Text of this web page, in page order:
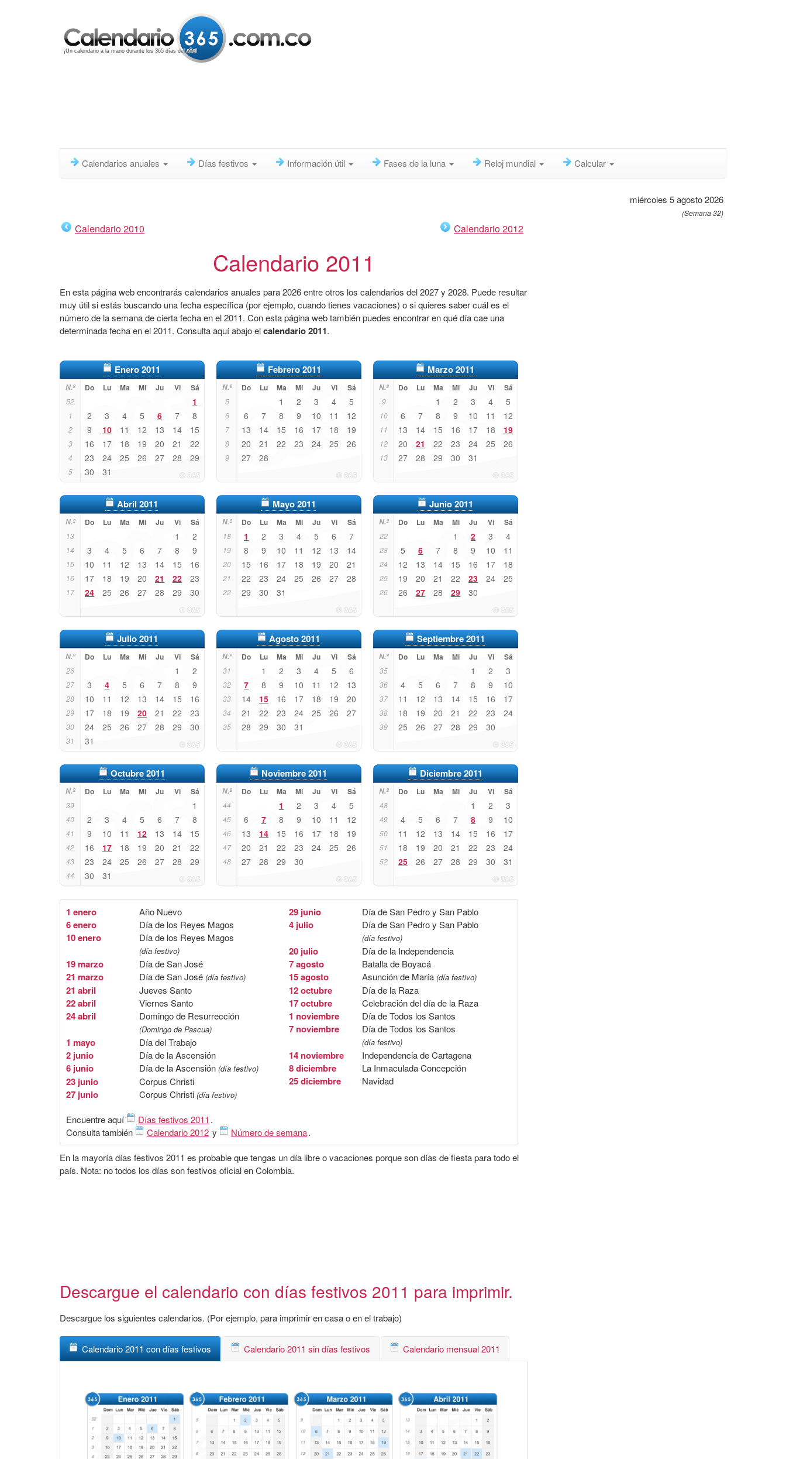
¡Un calendario a la mano durante los 365 días del año!
Calendarios anuales Días festivos Información útil Fases de la luna Reloj mundial Calcular
miércoles 5 agosto 2026
(Semana 32)
Calendario 2010 Calendario 2012
Calendario 2011
En esta página web encontrarás calendarios anuales para 2026 entre otros los calendarios del 2027 y 2028. Puede resultar
muy útil si estás buscando una fecha específica (por ejemplo, cuando tienes vacaciones) o si quieres saber cuál es el
número de la semana de cierta fecha en el 2011. Con esta página web también puedes encontrar en qué día cae una
determinada fecha en el 2011. Consulta aquí abajo elcalendario 2011.
Enero 2011
N.º Do Lu Ma Mi Ju Vi Sá
52 1
1 2 3 4 5 6 7 8
2 9 10 11 12 13 14 15
3 16 17 18 19 20 21 22
4 23 24 25 26 27 28 29
5 30 31
Febrero 2011
N.º Do Lu Ma Mi Ju Vi Sá
5 1 2 3 4 5
6 6 7 8 9 10 11 12
7 13 14 15 16 17 18 19
8 20 21 22 23 24 25 26
9 27 28
Marzo 2011
N.º Do Lu Ma Mi Ju Vi Sá
9 1 2 3 4 5
10 6 7 8 9 10 11 12
11 13 14 15 16 17 18 19
12 20 21 22 23 24 25 26
13 27 28 29 30 31
Abril 2011
N.º Do Lu Ma Mi Ju Vi Sá
13 1 2
14 3 4 5 6 7 8 9
15 10 11 12 13 14 15 16
16 17 18 19 20 21 22 23
17 24 25 26 27 28 29 30
Mayo 2011
N.º Do Lu Ma Mi Ju Vi Sá
18 1 2 3 4 5 6 7
19 8 9 10 11 12 13 14
20 15 16 17 18 19 20 21
21 22 23 24 25 26 27 28
22 29 30 31
Junio 2011
N.º Do Lu Ma Mi Ju Vi Sá
22 1 2 3 4
23 5 6 7 8 9 10 11
24 12 13 14 15 16 17 18
25 19 20 21 22 23 24 25
26 26 27 28 29 30
Julio 2011
N.º Do Lu Ma Mi Ju Vi Sá
26 1 2
27 3 4 5 6 7 8 9
28 10 11 12 13 14 15 16
29 17 18 19 20 21 22 23
30 24 25 26 27 28 29 30
31 31
Agosto 2011
N.º Do Lu Ma Mi Ju Vi Sá
31 1 2 3 4 5 6
32 7 8 9 10 11 12 13
33 14 15 16 17 18 19 20
34 21 22 23 24 25 26 27
35 28 29 30 31
Septiembre 2011
N.º Do Lu Ma Mi Ju Vi Sá
35 1 2 3
36 4 5 6 7 8 9 10
37 11 12 13 14 15 16 17
38 18 19 20 21 22 23 24
39 25 26 27 28 29 30
Octubre 2011
N.º Do Lu Ma Mi Ju Vi Sá
39 1
40 2 3 4 5 6 7 8
41 9 10 11 12 13 14 15
42 16 17 18 19 20 21 22
43 23 24 25 26 27 28 29
44 30 31
Noviembre 2011
N.º Do Lu Ma Mi Ju Vi Sá
44 1 2 3 4 5
45 6 7 8 9 10 11 12
46 13 14 15 16 17 18 19
47 20 21 22 23 24 25 26
48 27 28 29 30
Diciembre 2011
N.º Do Lu Ma Mi Ju Vi Sá
48 1 2 3
49 4 5 6 7 8 9 10
50 11 12 13 14 15 16 17
51 18 19 20 21 22 23 24
52 25 26 27 28 29 30 31
1 enero Año Nuevo
6 enero Día de los Reyes Magos
10 enero Día de los Reyes Magos
(día festivo)
19 marzo Día de San José
21 marzo Día de San José (día festivo)
21 abril Jueves Santo
22 abril Viernes Santo
24 abril Domingo de Resurrección
(Domingo de Pascua)
1 mayo Día del Trabajo
2 junio Día de la Ascensión
6 junio Día de la Ascensión (día festivo)
23 junio Corpus Christi
27 junio Corpus Christi (día festivo)
29 junio Día de San Pedro y San Pablo
4 julio Día de San Pedro y San Pablo
(día festivo)
20 julio Día de la Independencia
7 agosto Batalla de Boyacá
15 agosto Asunción de María (día festivo)
12 octubre Día de la Raza
17 octubre Celebración del día de la Raza
1 noviembre Día de Todos los Santos
7 noviembre Día de Todos los Santos
(día festivo)
14 noviembre Independencia de Cartagena
8 diciembre La Inmaculada Concepción
25 diciembre Navidad
Encuentre aquí Días festivos 2011 .
Consulta también
Calendario 2012 y Número de semana.
En la mayoría días festivos 2011 es probable que tengas un día libre o vacaciones porque son días de fiesta para todo el
país. Nota: no todos los días son festivos oficial en Colombia.
Descargue el calendario con días festivos 2011 para imprimir.
Descargue los siguientes calendarios. (Por ejemplo, para imprimir en casa o en el trabajo)
Calendario 2011 con días festivos Calendario 2011 sin días festivos Calendario mensual 2011